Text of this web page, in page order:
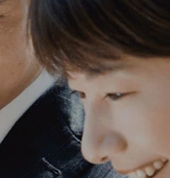
年 月 成交
四維天廈
新竹市新竹市四維路
115 月 成交
菁英典藏
新竹市新竹市慈祥路